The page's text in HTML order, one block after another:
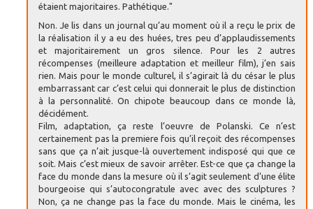
étaient majoritaires. Pathétique."
Non. Je lis dans un journal qu’au moment où il a reçu le prix de
la réalisation il y a eu des huées, tres peu d’applaudissements
et majoritairement un gros silence. Pour les 2 autres
récompenses (meilleure adaptation et meilleur film), j’en sais
rien. Mais pour le monde culturel, il s’agirait là du césar le plus
embarrassant car c’est celui qui donnerait le plus de distinction
à la personnalité. On chipote beaucoup dans ce monde là,
décidément.
Film, adaptation, ça reste l’oeuvre de Polanski. Ce n’est
certainement pas la premiere fois qu’il reçoit des récompenses
sans que ça n’ait jusque-là ouvertement indisposé qui que ce
soit. Mais c’est mieux de savoir arrêter. Est-ce que ça change la
face du monde dans la mesure où il s’agit seulement d’une élite
bourgeoise qui s’autocongratule avec avec des sculptures ?
Non, ça ne change pas la face du monde. Mais le cinéma, les